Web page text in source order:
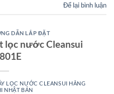
Để lại bình luận
DẪN LẮP ĐẶT
lọc nước Cleansui
LỌC NƯỚC CLEANSUI HÃNG
NHẬT BẢN